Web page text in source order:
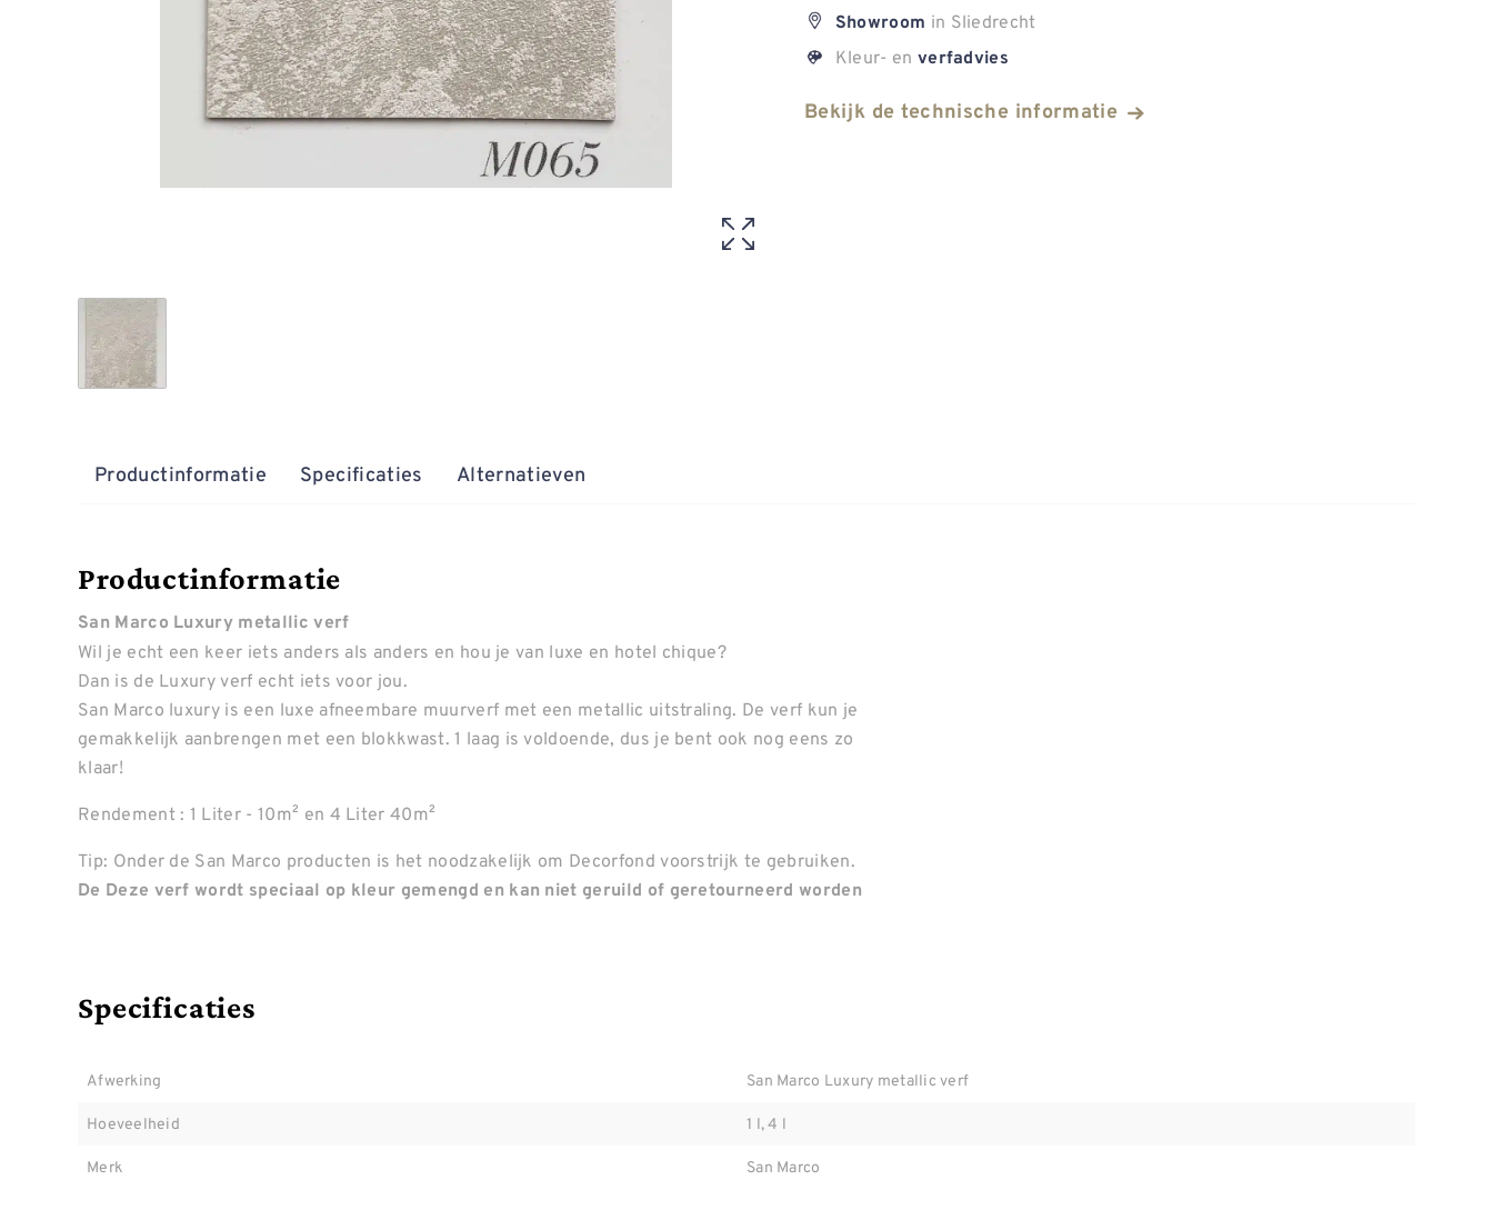
Showroom in Sliedrecht
Kleur- en verfadvies
Bekijk de technische informatie
Productinformatie Specificaties Alternatieven
Productinformatie
San Marco Luxury metallic verf
Wil je echt een keer iets anders als anders en hou je van luxe en hotel chique?
Dan is de Luxury verf echt iets voor jou.
San Marco luxury is een luxe afneembare muurverf met een metallic uitstraling. De verf kun je
gemakkelijk aanbrengen met een blokkwast. 1 laag is voldoende, dus je bent ook nog eens zo
klaar!
Rendement : 1 Liter - 10m² en 4 Liter 40m²
Tip: Onder de San Marco producten is het noodzakelijk om Decorfond voorstrijk te gebruiken.
De Deze verf wordt speciaal op kleur gemengd en kan niet geruild of geretourneerd worden
Specificaties
Afwerking
San Marco Luxury metallic verf
Hoeveelheid
1 l, 4 l
Merk
San Marco